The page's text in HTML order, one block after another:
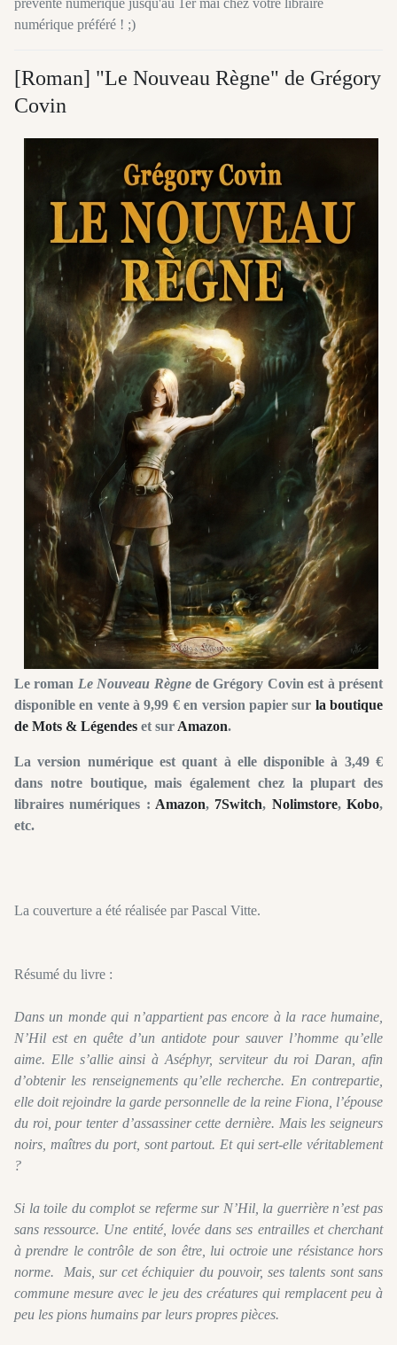
prévente numérique jusqu'au 1er mai chez votre libraire
numérique préféré ! ;)
[Roman] "Le Nouveau Règne" de Grégory
Covin
Le roman Le Nouveau Règnede Grégory Covin est à présent
disponible en vente à 9,99 € en version papier sur la boutique
de Mots & Légendes et sur Amazon.
La version numérique est quant à elle disponible à 3,49 €
dans notre boutique, mais également chez la plupart des
libraires numériques : Amazon, 7Switch, Nolimstore,Kobo,
etc.
La couverture a été réalisée par Pascal Vitte.
Résumé du livre :
Dans un monde qui n’appartient pas encore à la race humaine,
N’Hil est en quête d’un antidote pour sauver l’homme qu’elle
aime. Elle s’allie ainsi à Aséphyr, serviteur du roi Daran, afin
d’obtenir les renseignements qu’elle recherche. En contrepartie,
elle doit rejoindre la garde personnelle de la reine Fiona, l’épouse
du roi, pour tenter d’assassiner cette dernière. Mais les seigneurs
noirs, maîtres du port, sont partout. Et qui sert-elle véritablement
?
Si la toile du complot se referme sur N’Hil, la guerrière n’est pas
sans ressource. Une entité, lovée dans ses entrailles et cherchant
à prendre le contrôle de son être, lui octroie une résistance hors
norme. Mais, sur cet échiquier du pouvoir, ses talents sont sans
commune mesure avec le jeu des créatures qui remplacent peu à
peu les pions humains par leurs propres pièces.